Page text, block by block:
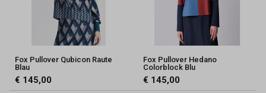
Fox Pullover Qubicon Raute
Blau
€ 145,00
Fox Pullover Hedano
Colorblock Blu
€ 145,00